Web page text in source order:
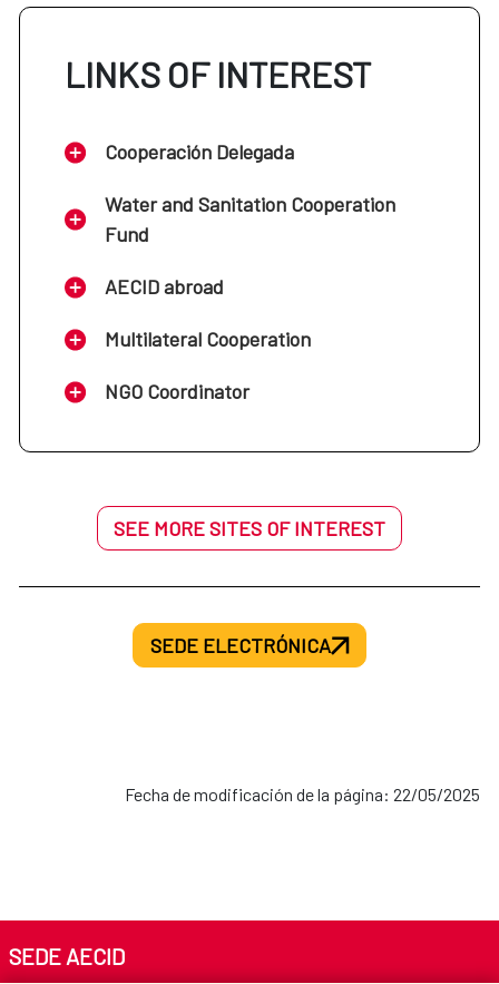
LINKS OF INTEREST
Cooperación Delegada
Water and Sanitation Cooperation
Fund
AECID abroad
Multilateral Cooperation
NGO Coordinator
SEE MORE SITES OF INTEREST
SEDE ELECTRÓNICA
Fecha de modificación de la página: 22/05/2025
SEDE AECID